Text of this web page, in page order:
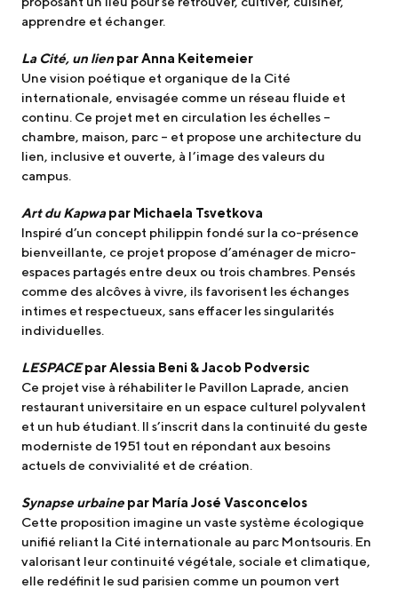
apprendre et échanger.
La Cité, un lien par Anna Keitemeier
Une vision poétique et organique de la Cité
internationale, envisagée comme un réseau fluide et
continu. Ce projet met en circulation les échelles –
chambre, maison, parc – et propose une architecture du
lien, inclusive et ouverte, à l’image des valeurs du
campus.
Art du Kapwapar Michaela Tsvetkova
Inspiré d’un concept philippin fondé sur la co-présence
bienveillante, ce projet propose d’aménager de micro-
espaces partagés entre deux ou trois chambres. Pensés
comme des alcôves à vivre, ils favorisent les échanges
intimes et respectueux, sans effacer les singularités
individuelles.
LESPACE par Alessia Beni & Jacob Podversic
Ce projet vise à réhabiliter le Pavillon Laprade, ancien
restaurant universitaire en un espace culturel polyvalent
et un hub étudiant. Il s’inscrit dans la continuité du geste
moderniste de 1951 tout en répondant aux besoins
actuels de convivialité et de création.
Synapse urbaine par María José Vasconcelos
Cette proposition imagine un vaste système écologique
unifié reliant la Cité internationale au parc Montsouris. En
valorisant leur continuité végétale, sociale et climatique,
elle redéfinit le sud parisien comme un poumon vert